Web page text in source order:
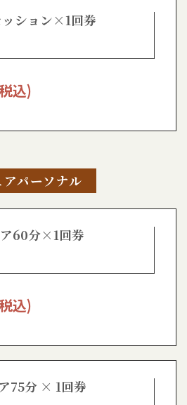
ション×1回券
込)
アパーソナル
60分×1回券
込)
75分 × 1回券